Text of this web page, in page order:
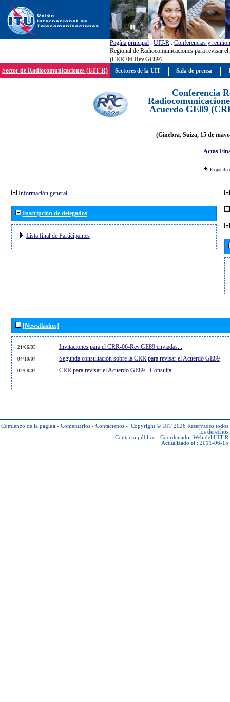
Pagína principal : UIT-R : Conferencias y
Regional de Radiocomunicaciones para revisar
(CRR-06-Rev.GE89)
Sector de Radiocomunicaciones (UIT-R)
Conferencia
Acuerdo GE89
(Ginebra, Suiza, 15 de
Actas
Expandir
Información general
Inscripción de delegados
Lista final de Participantes
[Newsflashes]
21/06/05 Invitaciones para el CRR-06-Rev.GE89 enviadas...
04/10/04 Segunda consultación sobre la CRR para revisar el Acuerdo GE89
02/08/04 CRR para revisar el Acuerdo GE89 - Consulta
Comienzo de la página - Comentarios - Contáctenos - Copyright © UIT 2026 Reservados todos
los derechos
Contacto público : Coordenador Web del UIT-R
Actualizado el : 2011-06-15
Sectores de la UIT Sala de prensa